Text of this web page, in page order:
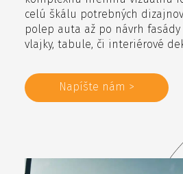
celú škálu potrebných
polep auta až po návrh
vlajky, tabule, či interiérové
Napíšte nám >